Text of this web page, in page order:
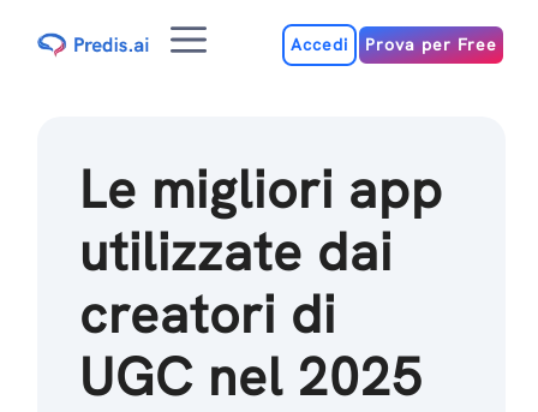
MenuAccedi Prova per Free
Le migliori app
utilizzate dai
creatori di
UGC nel 2025